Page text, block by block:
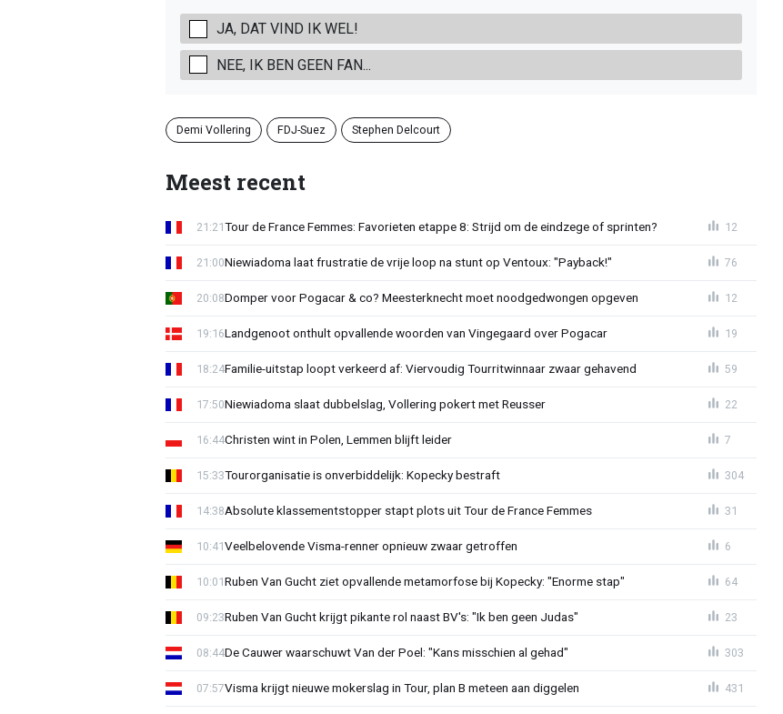
JA, DAT VIND IK WEL!
NEE, IK BEN GEEN FAN...
Demi Vollering FDJ-Suez Stephen Delcourt
Meest recent
Tour de France Femmes: Favorieten etappe 8: Strijd om de eindzege of sprinten?
21:21 12
Niewiadoma laat frustratie de vrije loop na stunt op Ventoux: "Payback!"
21:00 76
Domper voor Pogacar & co? Meesterknecht moet noodgedwongen opgeven
20:08 12
Landgenoot onthult opvallende woorden van Vingegaard over Pogacar
19:16 19
Familie-uitstap loopt verkeerd af: Viervoudig Tourritwinnaar zwaar gehavend
18:24 59
Niewiadoma slaat dubbelslag, Vollering pokert met Reusser
17:50 22
Christen wint in Polen, Lemmen blijft leider
16:44 7
Tourorganisatie is onverbiddelijk: Kopecky bestraft
15:33 304
Absolute klassementstopper stapt plots uit Tour de France Femmes
14:38 31
Veelbelovende Visma-renner opnieuw zwaar getroffen
10:41 6
Ruben Van Gucht ziet opvallende metamorfose bij Kopecky: "Enorme stap"
10:01 64
Ruben Van Gucht krijgt pikante rol naast BV's: "Ik ben geen Judas"
09:23 23
De Cauwer waarschuwt Van der Poel: "Kans misschien al gehad"
08:44 303
Visma krijgt nieuwe mokerslag in Tour, plan B meteen aan diggelen
07:57 431